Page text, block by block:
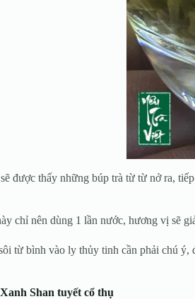
được thấy những búp trà từ từ nở ra,
chỉ nên dùng 1 lần nước, hương vị sẽ
từ bình vào ly thủy tinh cần phải chú
Shan tuyết cổ thụ